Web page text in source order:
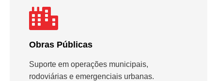
Obras Públicas
Suporte em operações municipais,
rodoviárias e emergenciais urbanas.